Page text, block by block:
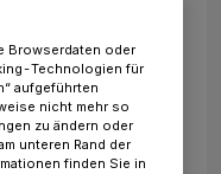
Browserdaten oder
Technologien für
aufgeführten
nicht mehr so
zu ändern oder
unteren Rand der
finden Sie in